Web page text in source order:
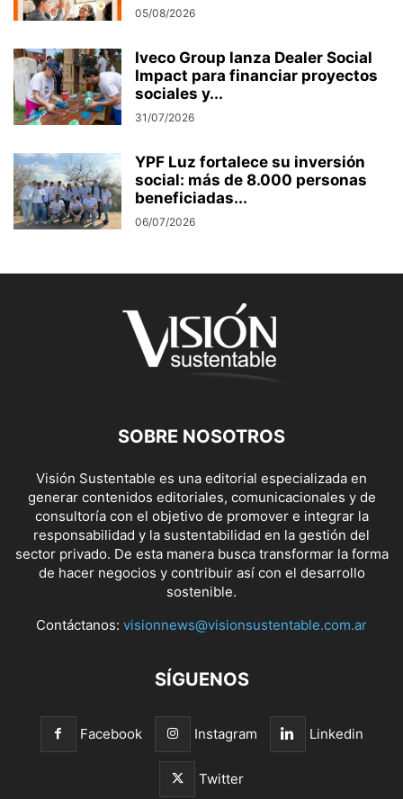
05/08/2026
Iveco Group lanza Dealer Social
Impact para financiar proyectos
sociales y...
31/07/2026
YPF Luz fortalece su inversión
social: más de 8.000 personas
beneficiadas...
06/07/2026
SOBRE NOSOTROS
Visión Sustentable es una editorial especializada en
generar contenidos editoriales, comunicacionales y de
consultoría con el objetivo de promover e integrar la
responsabilidad y la sustentabilidad en la gestión del
sector privado. De esta manera busca transformar la forma
de hacer negocios y contribuir así con el desarrollo
sostenible.
Contáctanos: visionnews@visionsustentable.com.ar
SÍGUENOS
Facebook Instagram Linkedin
Twitter